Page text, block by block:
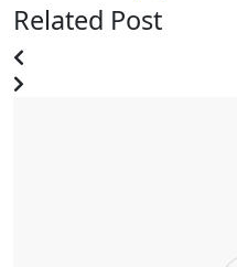
Related Post